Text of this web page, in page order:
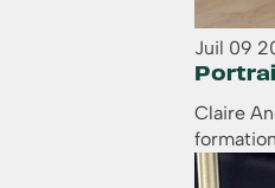
Juil 09
Claire